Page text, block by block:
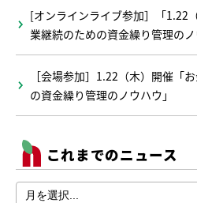
[オンラインライブ参加］「1.22
業継続のための資金繰り管理のノ
［会場参加］1.22（木）開催「
の資金繰り管理のノウハウ」
これまでのニュース